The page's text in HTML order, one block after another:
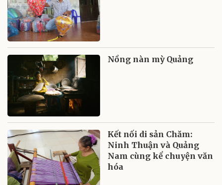
Nồng nàn mỳ Quảng
Kết nối di sản Chăm:
Ninh Thuận và Quảng
Nam cùng kể chuyện văn
hóa